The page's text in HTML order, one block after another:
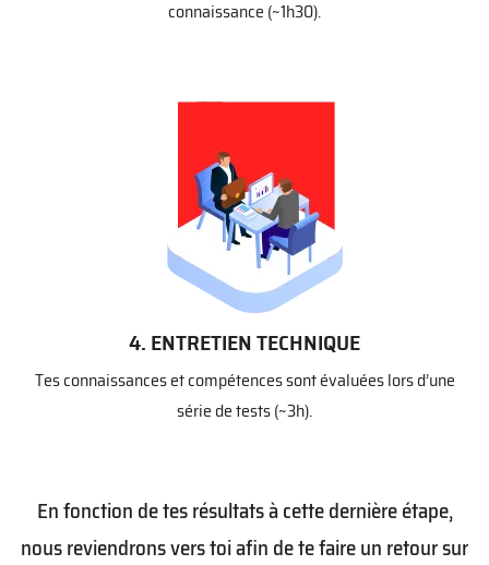
connaissance (~1h30).
4. ENTRETIEN TECHNIQUE
Tes connaissances et compétences sont évaluées lors d’une
série de tests (~3h).
En fonction de tes résultats à cette dernière étape,
nous reviendrons vers toi afin de te faire un retour sur